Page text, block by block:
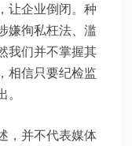
让企业倒闭。种
嫌徇私枉法、滥
我们并不掌握其
相信只要纪检监
，并不代表媒体